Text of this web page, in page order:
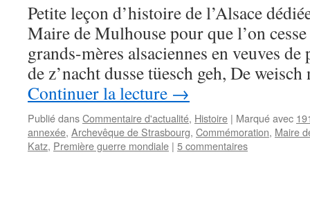
Petite leçon d’histoire de l’Alsace
Maire de Mulhouse pour que l’on
grands-mères alsaciennes en veuves
de z’nacht dusse tüesch geh, De
Continuer la lecture →
Publié dansCommentaire d'actualité, Histoire | Marqué avec
annexée, Archevêque de Strasbourg, Commémoration, Maire
Katz, Première guerre mondiale | 5 commentaires